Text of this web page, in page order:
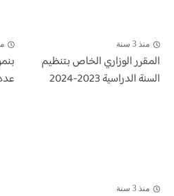
منذ 3 سنة
المقرر الوزاري الخاص بتنظيم
السنة الدراسية 2023-2024
منذ 3 سنة